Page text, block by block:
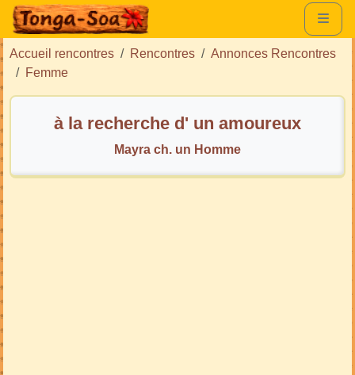
Accueil rencontres Rencontres
Annonces Rencontres
Femme
à la recherche d' un amoureux
Mayra ch. un Homme